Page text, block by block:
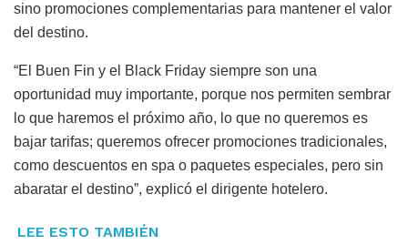
sino promociones complementarias para mantener el valor
del destino.
“El Buen Fin y el Black Friday siempre son una
oportunidad muy importante, porque nos permiten sembrar
lo que haremos el próximo año, lo que no queremos es
bajar tarifas; queremos ofrecer promociones tradicionales,
como descuentos en spa o paquetes especiales, pero sin
abaratar el destino”, explicó el dirigente hotelero.
LEE ESTO TAMBIÉN